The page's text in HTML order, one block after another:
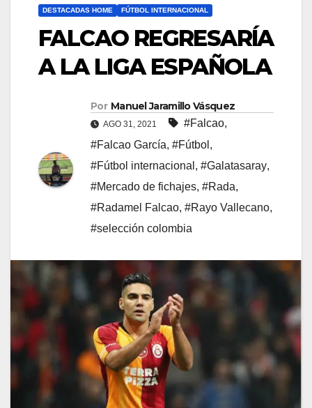
DESTACADAS HOME FÚTBOL INTERNACIONAL
FALCAO REGRESARÍA
A LA LIGA ESPAÑOLA
Por Manuel Jaramillo Vásquez
AGO 31, 2021 #Falcao,
#Falcao García, #Fútbol ,
#Fútbol internacional , #Galatasaray,
#Mercado de fichajes, #Rada,
#Radamel Falcao, #Rayo Vallecano,
#selección colombia